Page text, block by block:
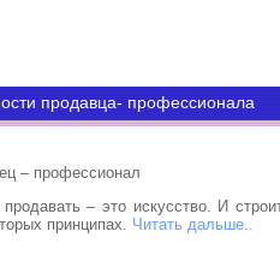
продавца- профессионала
– профессионал
– это искусство. И
принципах. Читать дальше..